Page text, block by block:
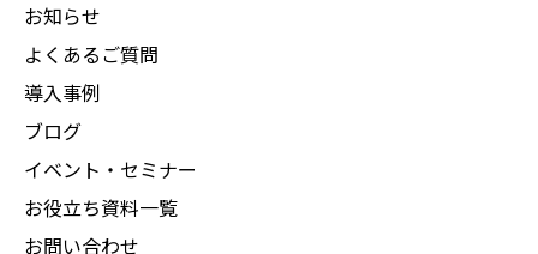
お知らせ
よくあるご質問
導入事例
ブログ
イベント・セミナー
お役立ち資料一覧
お問い合わせ